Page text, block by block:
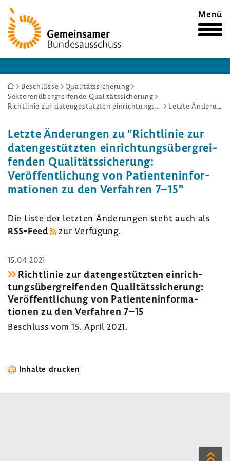
Zur
Startseite
Menü
Sie
sind
Beschlüsse
Qualitätssicherung
Sektorenübergreifende Qualitätssicherung
Richtlinie zur datengestützten einrichtungsübergreifenden Qualitätssicherung: Veröffentlichung von Patienteninformationen zu den Verfahren 7–15
Letzte Änderungen
Letzte Ände­rungen zu "Richt­linie zur
daten­ge­stützten einrich­tungs­über­grei­
fenden Quali­täts­si­che­rung:
Veröf­fent­li­chung von Pati­en­ten­in­for­
ma­tionen zu den Verfahren 7–15"
Die Liste der letzten Ände­rungen steht auch als
RSS-​Feed
zur Verfü­gung.
15.04.2021
Richt­linie zur daten­ge­stützten einrich­
tungs­über­grei­fenden Quali­täts­si­che­rung:
Veröf­fent­li­chung von Pati­en­ten­in­for­ma­
tionen zu den Verfahren 7–15
Beschluss vom 15. April 2021.
Inhalte drucken
Zum